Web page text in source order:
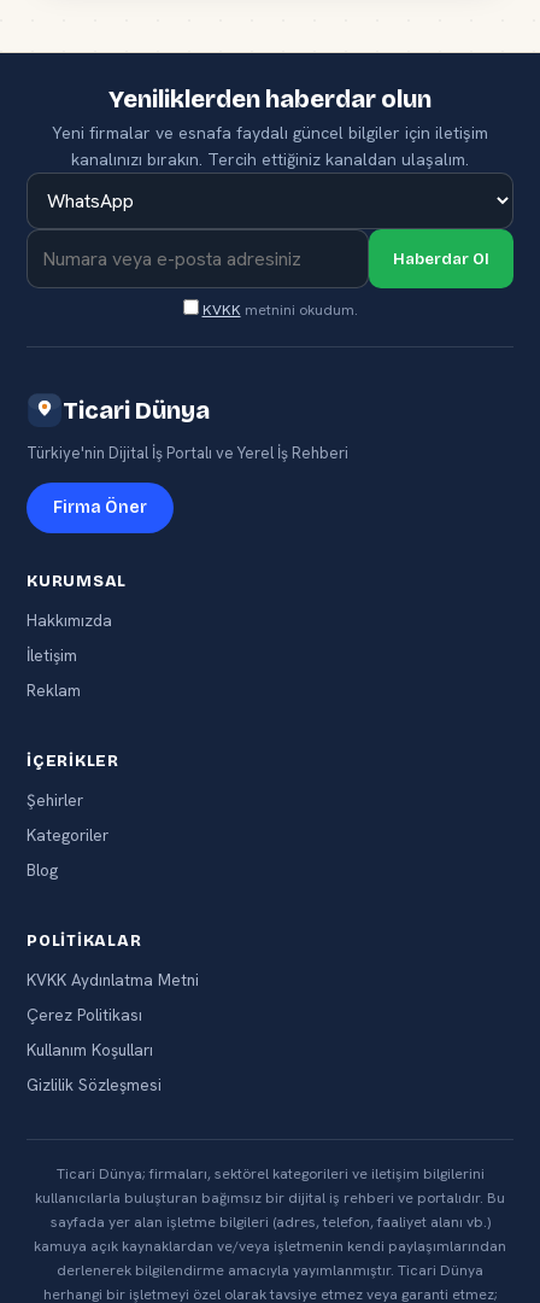
Yeniliklerden haberdar olun
Yeni firmalar ve esnafa faydalı güncel bilgiler için iletişim
kanalınızı bırakın. Tercih ettiğiniz kanaldan ulaşalım.
Haberdar Ol
KVKK metnini okudum.
Ticari Dünya
Türkiye'nin Dijital İş Portalı ve Yerel İş Rehberi
Firma Öner
KURUMSAL
Hakkımızda
İletişim
Reklam
İÇERIKLER
Şehirler
Kategoriler
Blog
POLITIKALAR
KVKK Aydınlatma Metni
Çerez Politikası
Kullanım Koşulları
Gizlilik Sözleşmesi
Ticari Dünya; firmaları, sektörel kategorileri ve iletişim bilgilerini
kullanıcılarla buluşturan bağımsız bir dijital iş rehberi ve portalıdır. Bu
sayfada yer alan işletme bilgileri (adres, telefon, faaliyet alanı vb.)
kamuya açık kaynaklardan ve/veya işletmenin kendi paylaşımlarından
derlenerek bilgilendirme amacıyla yayımlanmıştır. Ticari Dünya
herhangi bir işletmeyi özel olarak tavsiye etmez veya garanti etmez;